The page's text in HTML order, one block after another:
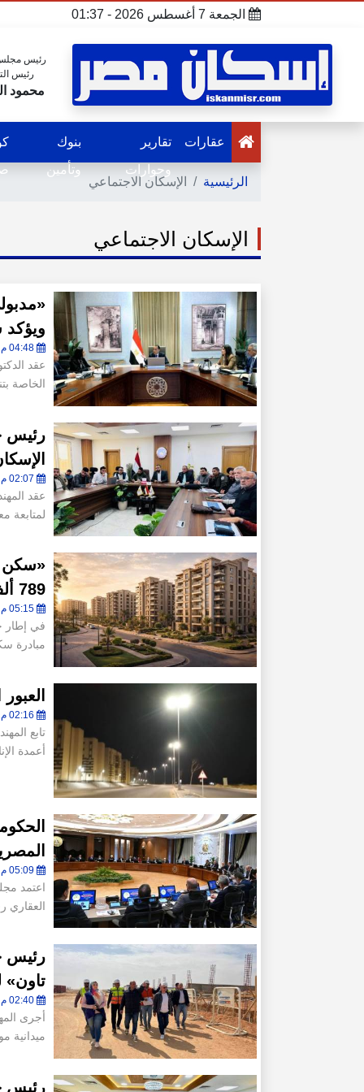
الجمعة 7 أغسطس 2026 - 01:37
رئيس مجلس
رئيس
محمود
عقارات
تقارير
وحوارات
بنوك
وتأمين
الرئيسية الإسكان الاجتماعي
الإسكان الاجتماعي
ويؤكد
04:48 م - الإثنين 30 مارس 2026
عقد
الخاصة
رئيس
عقد
لمتابعة
«سكن
789 ألف شقة لمحدودي الدخل
05:15 م - السبت 21 مارس 2026
في إطار
مبادرة
تابع
أعمدة
05:09 م - الأربعاء 11 مارس 2026
اعتمد
العقاري رقم 3/35/2026
رئيس
تاون»
02:40 م - الأربعاء 11 مارس 2026
أجرى
رئيس